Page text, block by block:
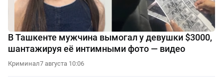
В Ташкенте мужчина вымогал у девушки $3000,
шантажируя её интимными фото — видео
Криминал7 августа 10:06